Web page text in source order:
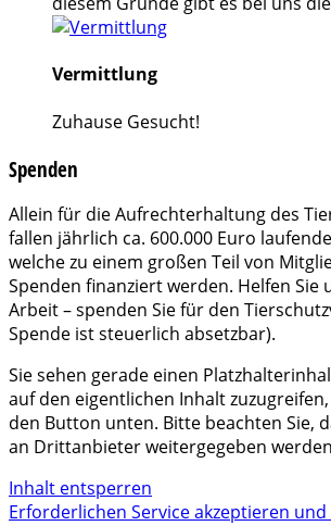
Vermittlung
Zuhause Gesucht!
Spenden
Allein für die Aufrechterhaltung des
fallen jährlich ca. 600.000 Euro
welche zu einem großen Teil von
Spenden finanziert werden. Helfen Sie
Arbeit – spenden Sie für den
Spende ist steuerlich absetzbar).
Sie sehen gerade einen
auf den eigentlichen Inhalt
den Button unten. Bitte beachten Sie,
an Drittanbieter weitergegeben
Inhalt entsperren
Erforderlichen Service akzeptieren